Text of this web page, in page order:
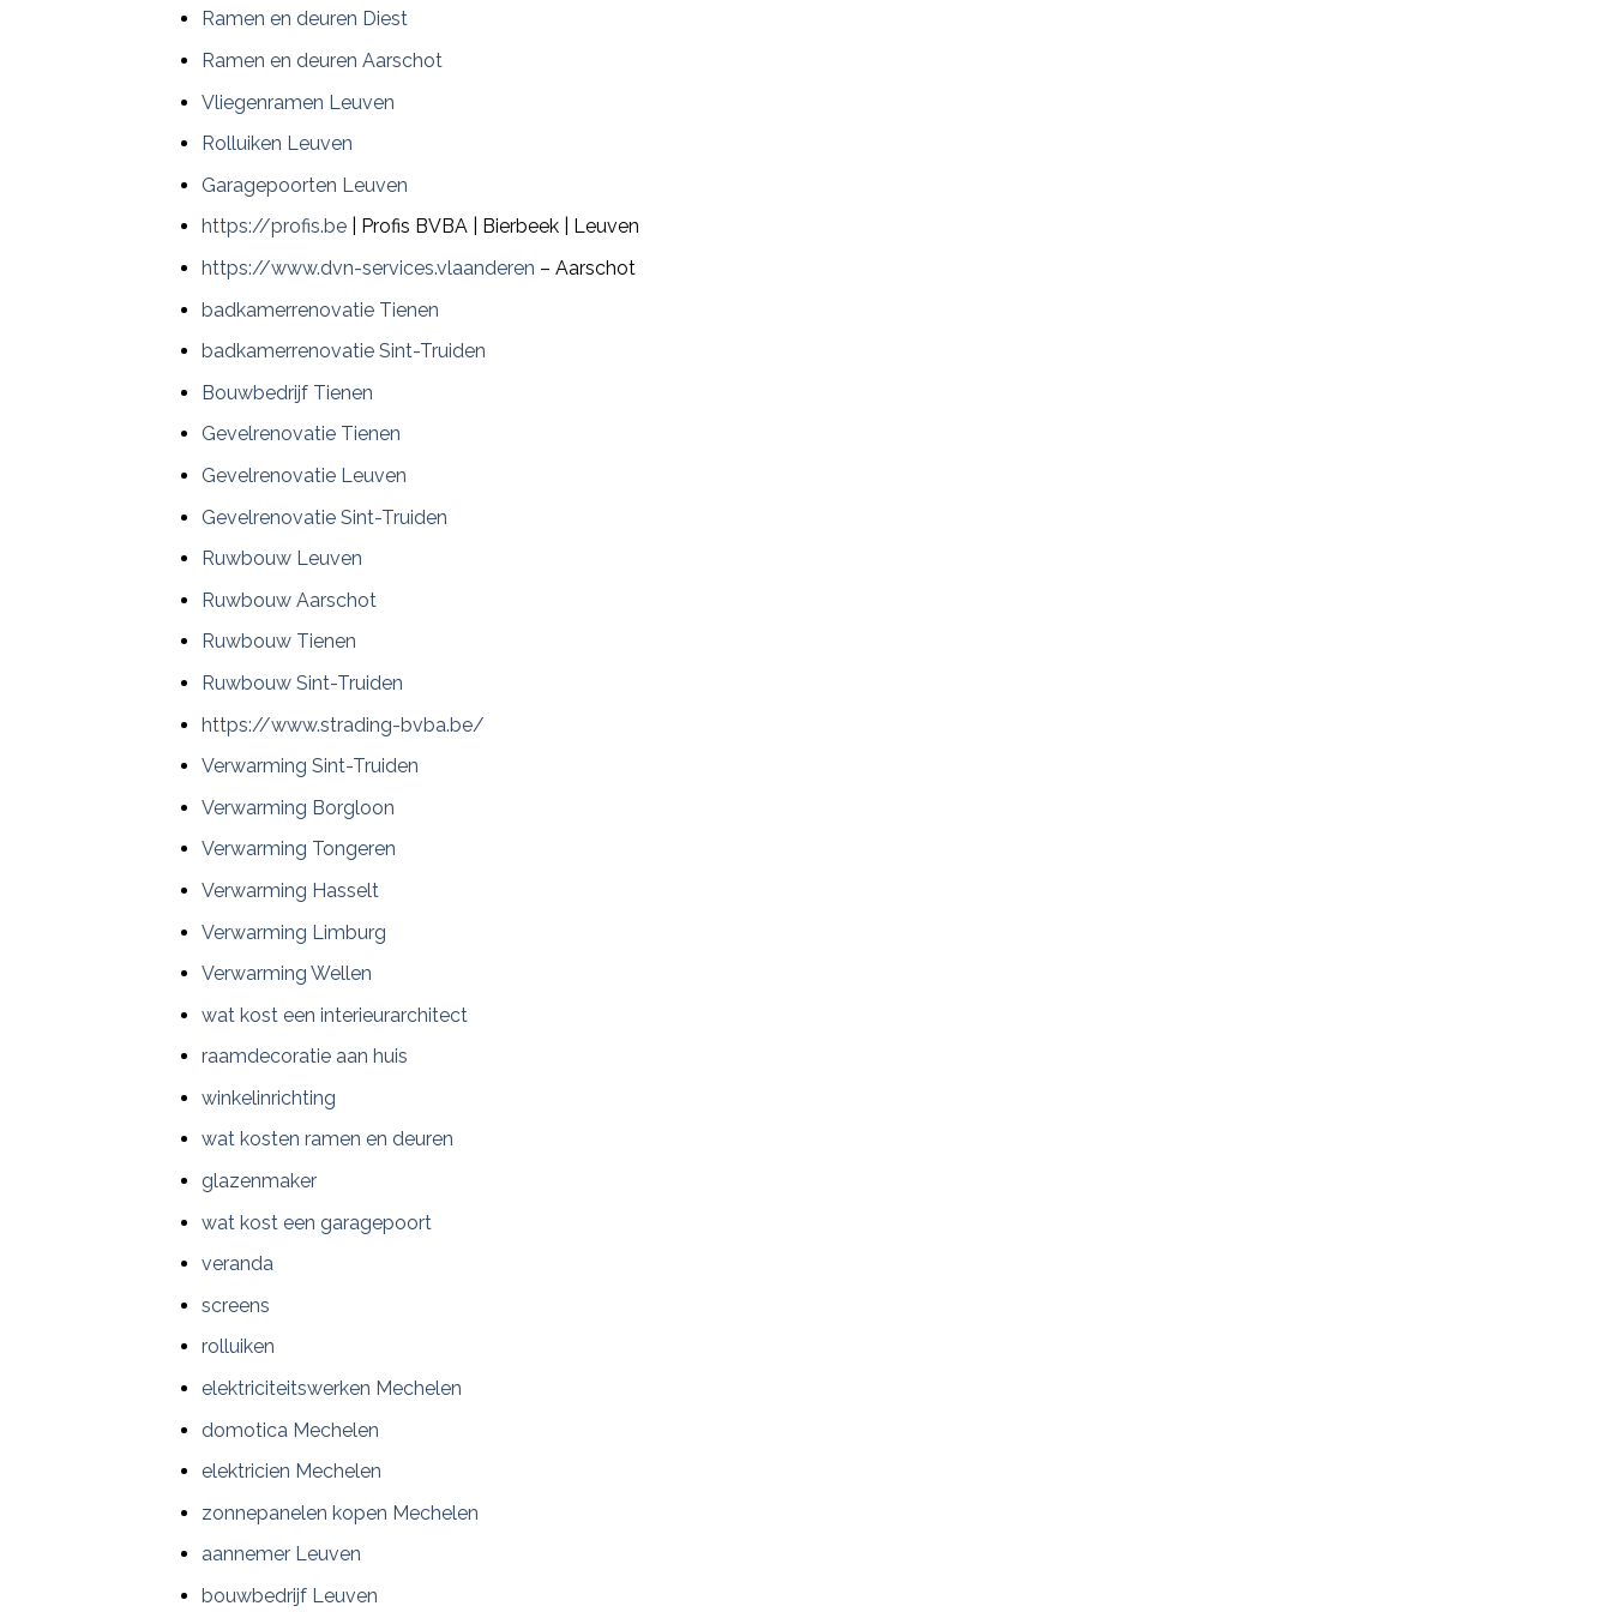
Ramen en deuren Diest
Ramen en deuren Aarschot
Vliegenramen Leuven
Rolluiken Leuven
Garagepoorten Leuven
https://profis.be| Profis BVBA | Bierbeek | Leuven
https://www.dvn-services.vlaanderen – Aarschot
badkamerrenovatie Tienen
badkamerrenovatie Sint-Truiden
Bouwbedrijf Tienen
Gevelrenovatie Tienen
Gevelrenovatie Leuven
Gevelrenovatie Sint-Truiden
Ruwbouw Leuven
Ruwbouw Aarschot
Ruwbouw Tienen
Ruwbouw Sint-Truiden
https://www.strading-bvba.be/
Verwarming Sint-Truiden
Verwarming Borgloon
Verwarming Tongeren
Verwarming Hasselt
Verwarming Limburg
Verwarming Wellen
wat kost een interieurarchitect
raamdecoratie aan huis
winkelinrichting
wat kosten ramen en deuren
glazenmaker
wat kost een garagepoort
veranda
screens
rolluiken
elektriciteitswerken Mechelen
domotica Mechelen
elektricien Mechelen
zonnepanelen kopen Mechelen
aannemer Leuven
bouwbedrijf Leuven